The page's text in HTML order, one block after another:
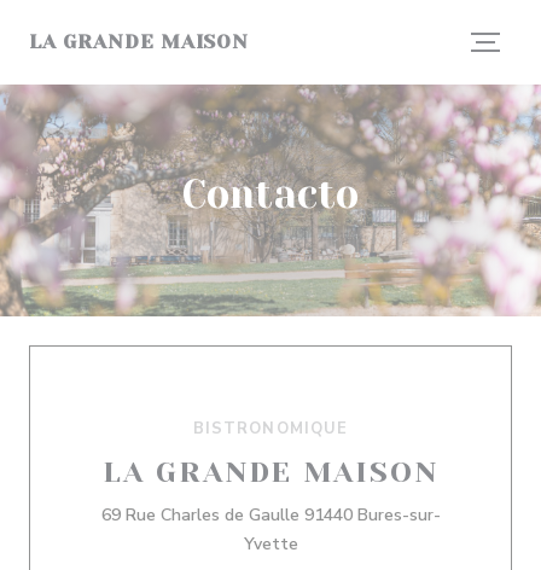
LA GRANDE MAISON
Contacto
BISTRONOMIQUE
LA GRANDE MAISON
69 Rue Charles de Gaulle 91440 Bures-sur-
Yvette((abre en una nueva ventana))